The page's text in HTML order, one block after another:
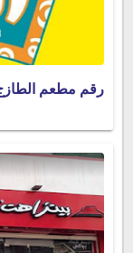
رقم مطعم الطازج